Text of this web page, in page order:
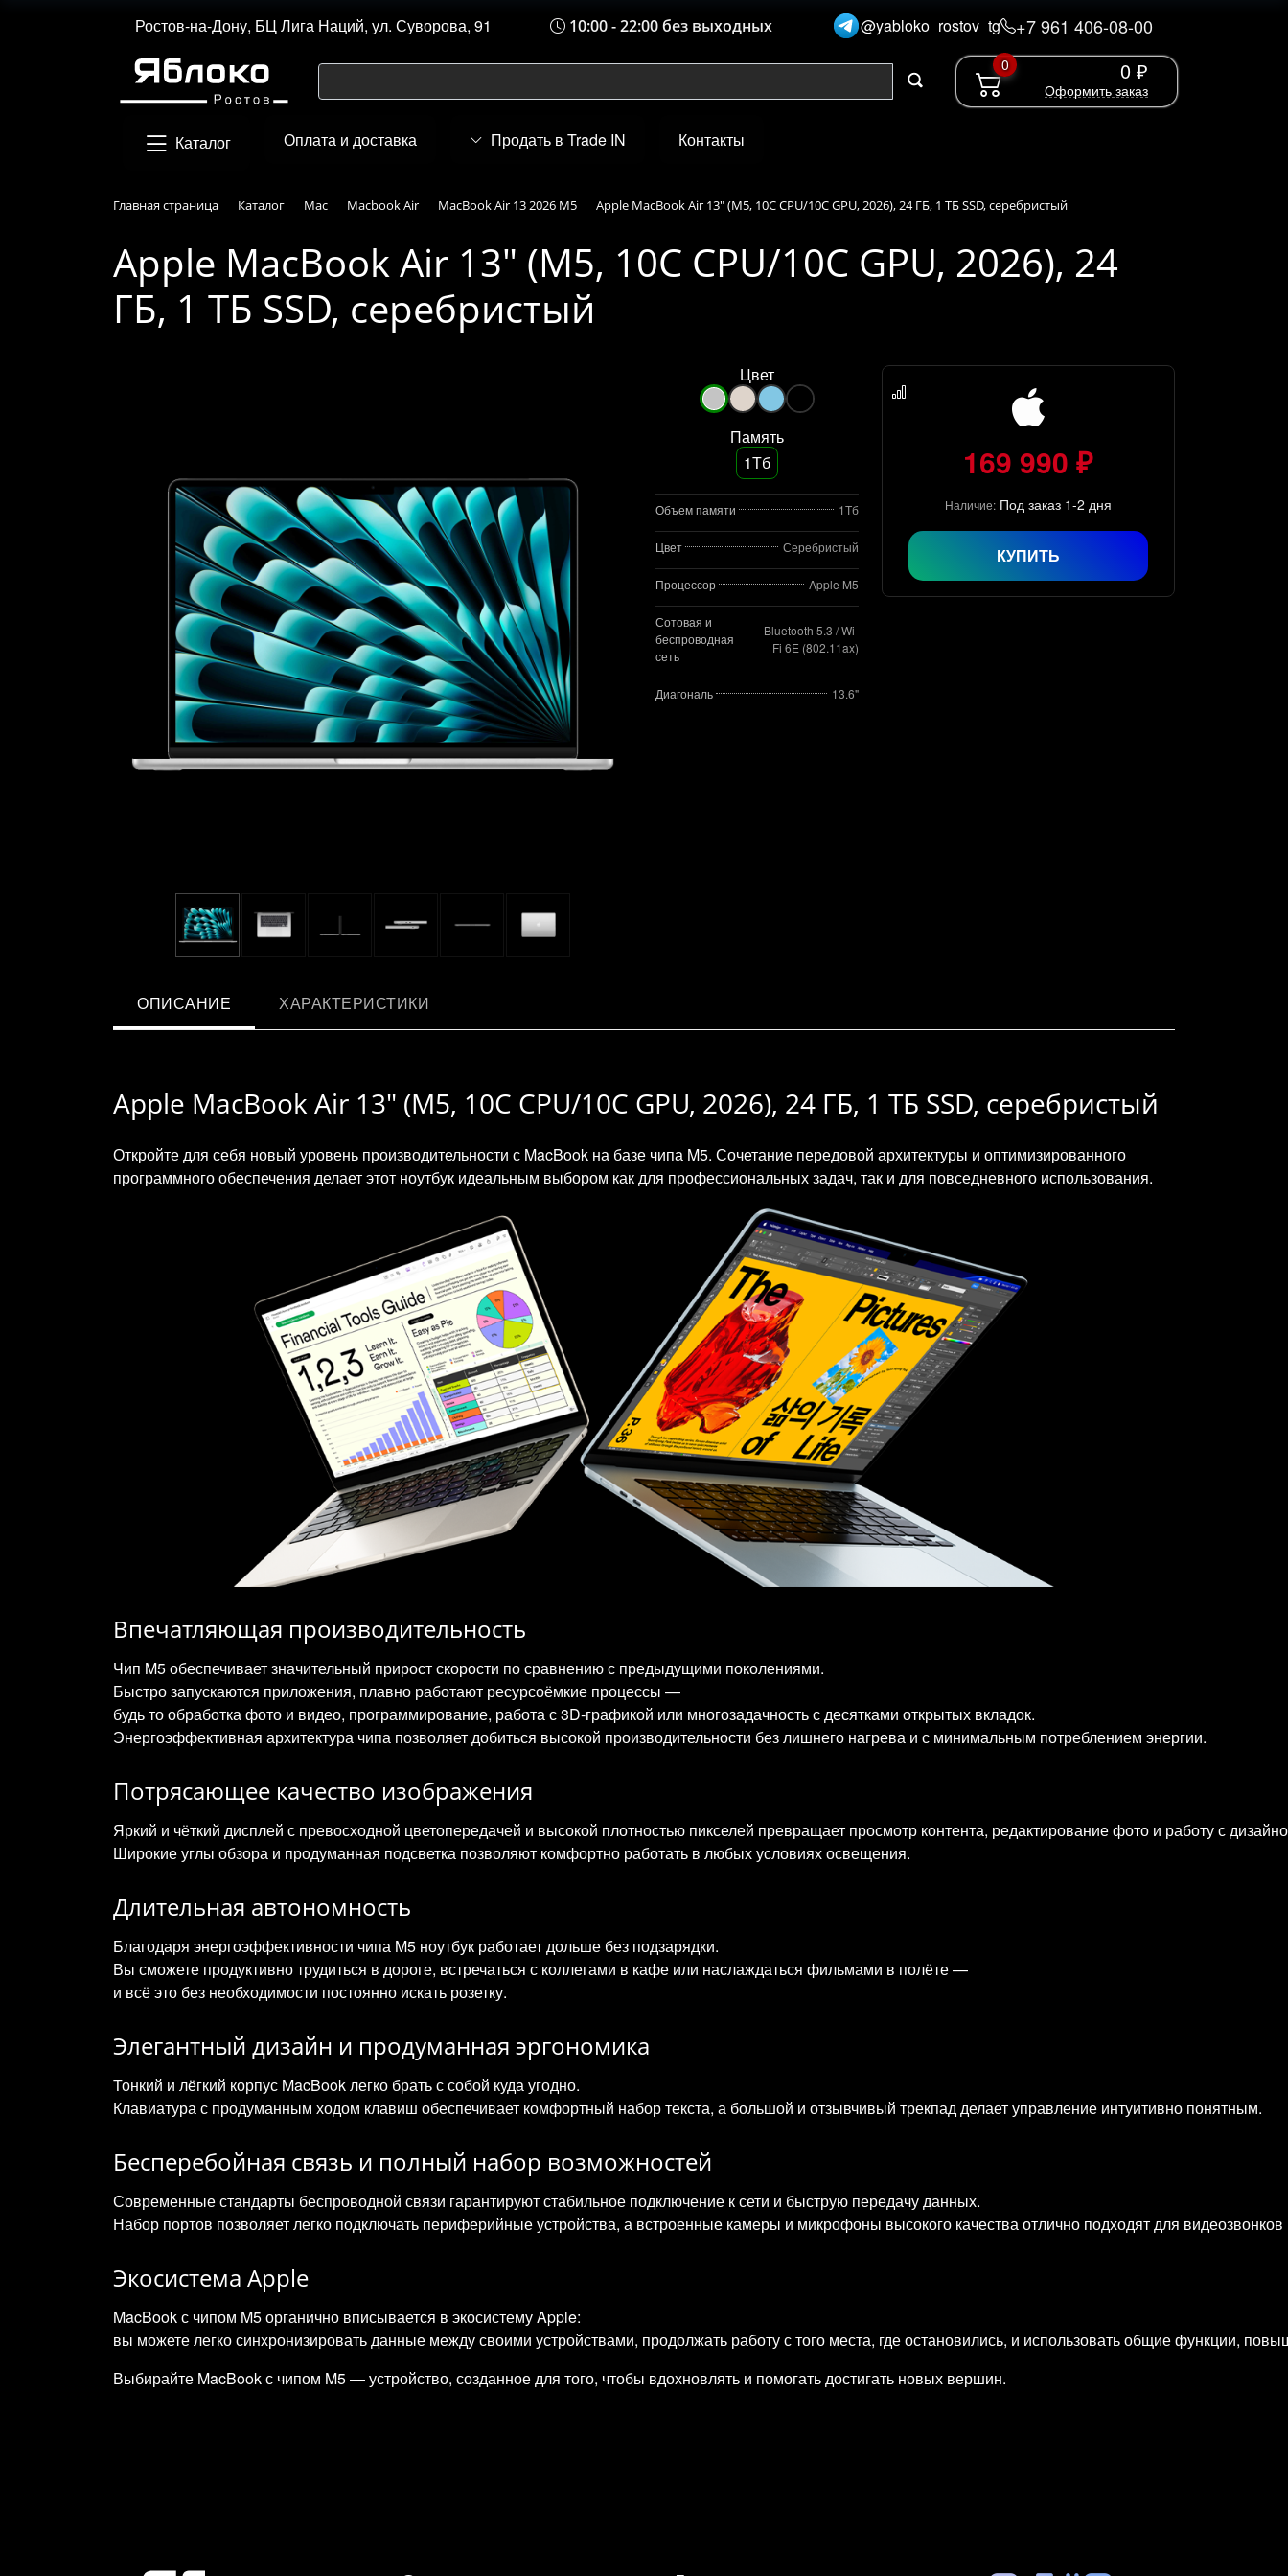
Ростов-на-Дону, БЦ Лига Наций, ул. Суворова, 91 10:00 - 22:00 без выходных @yabloko_rostov_tg +7 961 406-08-00
0 0 ₽
Оформить заказ
Каталог Оплата и доставка Продать в Trade IN Контакты
Главная страница Каталог Mac Macbook Air MacBook Air 13 2026 M5 Apple MacBook Air 13" (M5, 10C CPU/10C GPU, 2026), 24 ГБ, 1 ТБ SSD, серебристый
Apple MacBook Air 13" (M5, 10C CPU/10C GPU, 2026), 24
ГБ, 1 ТБ SSD, серебристый
Цвет
Память
1Тб
Объем памяти 1Тб
Цвет Серебристый
Процессор Apple M5
Сотовая и
беспроводная
сеть
Bluetooth 5.3 / Wi-
Fi 6E (802.11ax)
Диагональ 13.6"
169 990 ₽
Наличие: Под заказ 1-2 дня
КУПИТЬ
ОПИСАНИЕ ХАРАКТЕРИСТИКИ
Apple MacBook Air 13" (M5, 10C CPU/10C GPU, 2026), 24 ГБ, 1 ТБ SSD, серебристый
Откройте для себя новый уровень производительности с MacBook на базе чипа M5. Сочетание передовой архитектуры и оптимизированного
программного обеспечения делает этот ноутбук идеальным выбором как для профессиональных задач, так и для повседневного использования.
Впечатляющая производительность
Чип M5 обеспечивает значительный прирост скорости по сравнению с предыдущими поколениями.
Быстро запускаются приложения, плавно работают ресурсоёмкие процессы —
будь то обработка фото и видео, программирование, работа с 3D‑графикой или многозадачность с десятками открытых вкладок.
Энергоэффективная архитектура чипа позволяет добиться высокой производительности без лишнего нагрева и с минимальным потреблением энергии.
Потрясающее качество изображения
Яркий и чёткий дисплей с превосходной цветопередачей и высокой плотностью пикселей превращает просмотр контента, редактирование фото и работу с
Широкие углы обзора и продуманная подсветка позволяют комфортно работать в любых условиях освещения.
Длительная автономность
Благодаря энергоэффективности чипа M5 ноутбук работает дольше без подзарядки.
Вы сможете продуктивно трудиться в дороге, встречаться с коллегами в кафе или наслаждаться фильмами в полёте —
и всё это без необходимости постоянно искать розетку.
Элегантный дизайн и продуманная эргономика
Тонкий и лёгкий корпус MacBook легко брать с собой куда угодно.
Клавиатура с продуманным ходом клавиш обеспечивает комфортный набор текста, а большой и отзывчивый трекпад делает управление интуитивно понятным.
Бесперебойная связь и полный набор возможностей
Современные стандарты беспроводной связи гарантируют стабильное подключение к сети и быструю передачу данных.
Набор портов позволяет легко подключать периферийные устройства, а встроенные камеры и микрофоны высокого качества отлично подходят для
Экосистема Apple
MacBook с чипом M5 органично вписывается в экосистему Apple:
вы можете легко синхронизировать данные между своими устройствами, продолжать работу с того места, где остановились, и использовать общие функции,
Выбирайте MacBook с чипом M5 — устройство, созданное для того, чтобы вдохновлять и помогать достигать новых вершин.